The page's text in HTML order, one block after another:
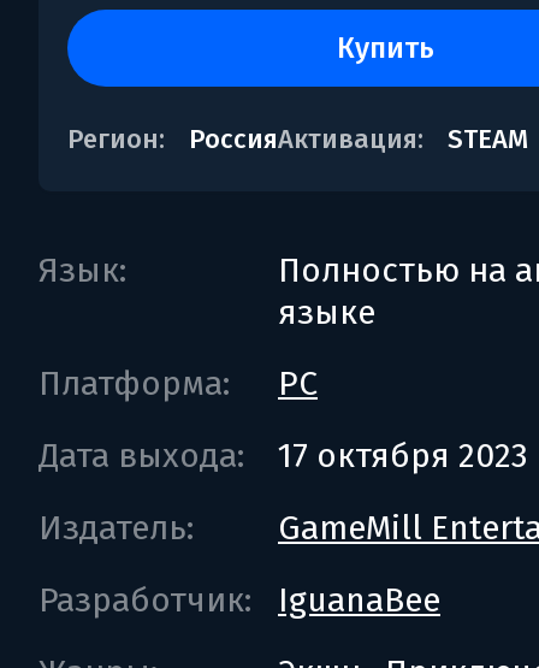
купить
Регион: РоссияАктивация: STEAM
Язык:
Полностью на
языке
Платформа:
PC
Дата выхода:
17 октября 2023
Издатель:
GameMill
Разработчик:
IguanaBee